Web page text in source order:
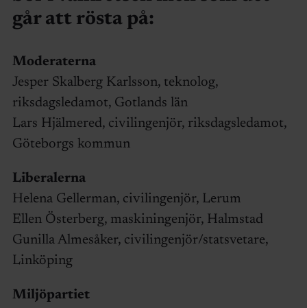
går att rösta på:
Moderaterna
Jesper Skalberg Karlsson, teknolog,
riksdagsledamot, Gotlands län
Lars Hjälmered, civilingenjör, riksdagsledamot,
Göteborgs kommun
Liberalerna
Helena Gellerman, civilingenjör, Lerum
Ellen Österberg, maskiningenjör, Halmstad
Gunilla Almesåker, civilingenjör/statsvetare,
Linköping
Miljöpartiet